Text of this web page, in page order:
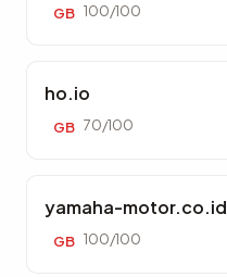
GB 100/100
ho.io
GB 70/100
yamaha-motor.co.id
GB 100/100